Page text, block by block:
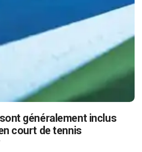
généralement inclus
court de tennis